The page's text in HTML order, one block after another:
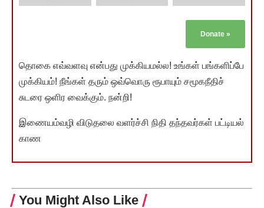
Donate »
தொகை எவ்வளவு என்பது முக்கியமல்ல! உங்கள் பங்களிப்பே
முக்கியம்! நீங்கள் தரும் ஒவ்வொரு ரூபாயும் சமூகநீதிச்
சுடரை ஒளிர வைக்கும். நன்றி!
இணையம்வழி விடுதலை வளர்ச்சி நிதி தந்தவர்கள் பட்டியல்
காண
You Might Also Like